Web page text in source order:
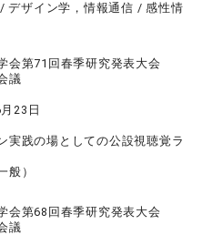
デザイン学，情報通信 / 感性情
会第71回春季研究発表大会
議
23日
実践の場としての公設視聴覚ラ
般）
会第68回春季研究発表大会
議